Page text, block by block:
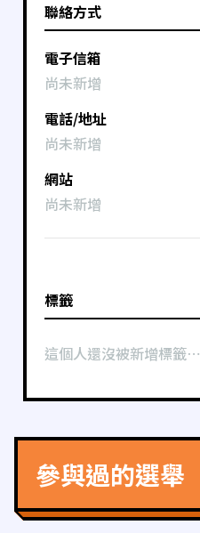
聯絡方式
電子信箱
尚未新增
電話/地址
尚未新增
網站
尚未新增
標籤
這個人還沒被新增標籤⋯
參與過的選舉